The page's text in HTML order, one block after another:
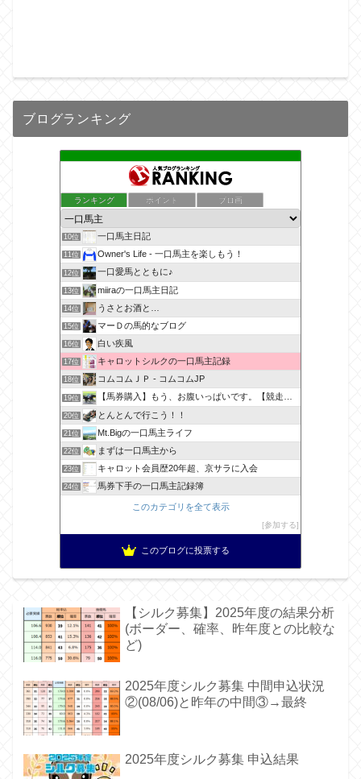
ブログランキング
ランキング ポイント ブロ画
10位 一口馬主日記
11位 Owner's Life - 一口馬主を楽しもう！
12位 一口愛馬とともに♪
13位 miiraの一口馬主日記
14位 うさとお酒と…
15位 マーＤの馬的なブログ
16位 白い疾風
17位 キャロットシルクの一口馬主記録
18位 コムコムＪＰ - コムコムJP
19位 【馬券購入】もう、お腹いっぱいです。【競走馬出資】
20位 とんとんで行こう！！
21位 Mt.Bigの一口馬主ライフ
22位 まずは一口馬主から
23位 キャロット会員歴20年超、京サラに入会
24位 馬券下手の一口馬主記録簿
このカテゴリを全て表示
参加する
このブログに投票する
【シルク募集】2025年度の結果分析
(ボーダー、確率、昨年度との比較な
ど)
2025年度シルク募集 中間申込状況
②(08/06)と昨年の中間③→最終
2025年度シルク募集 申込結果